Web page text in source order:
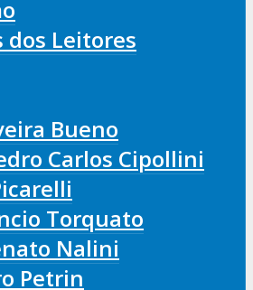
dos Leitores
Bueno
Carlos Cipollini
Torquato
Nalini
Petrin